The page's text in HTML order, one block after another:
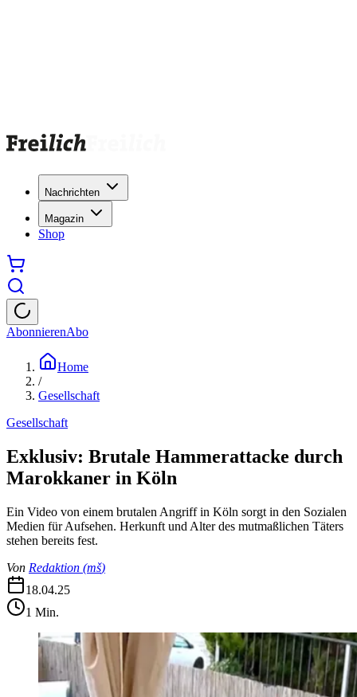
Nachrichten
Magazin
Shop
AbonnierenAbo
Home
/
Gesellschaft
Gesellschaft
Exklusiv: Brutale Hammerattacke durch
Marokkaner in Köln
Ein Video von einem brutalen Angriff in Köln sorgt in den Sozialen
Medien für Aufsehen. Herkunft und Alter des mutmaßlichen Täters
stehen bereits fest.
Von Redaktion (mš)
18.04.25
1 Min.